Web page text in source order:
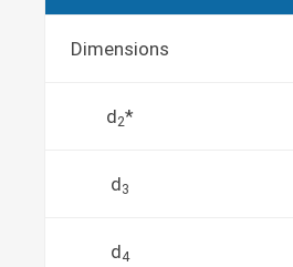
Dimensions
d2*
d3
d4